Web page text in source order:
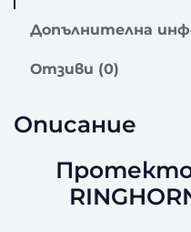
Допълнителна
Отзиви (0)
Описание